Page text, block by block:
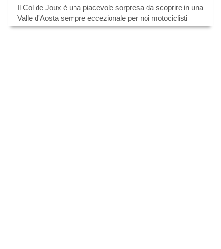
Il Col de Joux è una piacevole sorpresa da scoprire in una
Valle d'Aosta sempre eccezionale per noi motociclisti